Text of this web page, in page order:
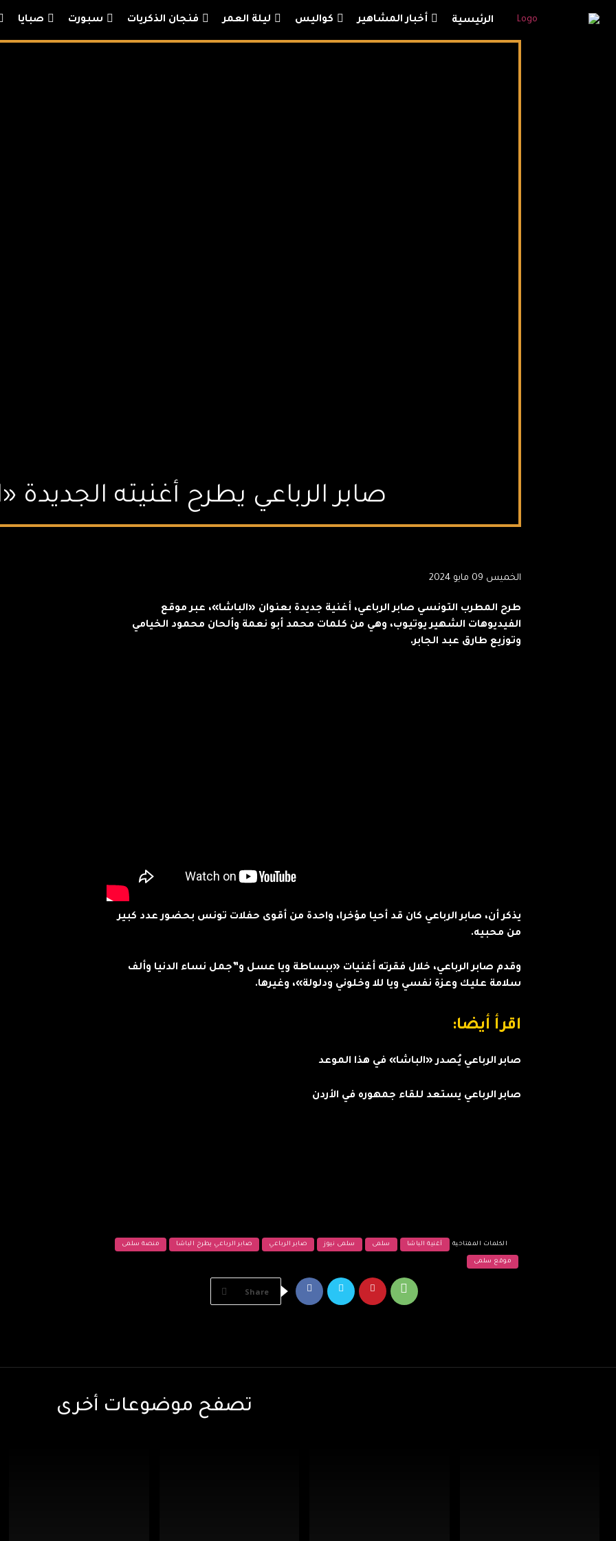
الرئيسية أخبار المشاهير كواليس ليلة العمر فنجان الذكريات سبورت صبايا
صابر الرباعي يطرح أغنيته الجديدة
الخميس 09 مايو 2024
طرح المطرب التونسي صابر الرباعي، أغنية جديدة بعنوان «الباشا»، عبر موقع
الفيديوهات الشهير يوتيوب، وهي من كلمات محمد أبو نعمة وألحان محمود الخيامي
وتوزيع طارق عبد الجابر.
يذكر أن، صابر الرباعي كان قد أحيا مؤخرا، واحدة من أقوى حفلات تونس بحضور عدد كبير
من محبيه.
وقدم صابر الرباعي، خلال فقرته أغنيات «ببساطة ويا عسل و”جمل نساء الدنيا وألف
سلامة عليك وعزة نفسي ويا للا وخلوني ودلولة»، وغيرها.
اقرأ أيضا:
صابر الرباعي يُصدر «الباشا» في هذا الموعد
صابر الرباعي يستعد للقاء جمهوره في الأردن
الكلمات المفتاحية أغنية الباشا سلمى سلمى نيوز صابر الرباعي صابر الرباعي يطرح الباشا منصة سلمى
موقع سلمى
Share
تصفح موضوعات أخرى